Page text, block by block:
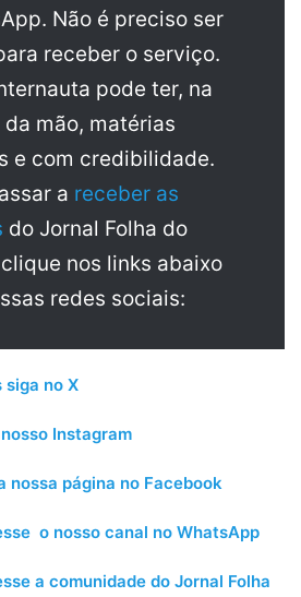
Não é preciso ser
receber o serviço.
pode ter, na
da mão, matérias
e com credibilidade.
a receber as
do Jornal Folha do
nos links abaixo
redes sociais:
siga no X
Instagram
nossa página no Facebook
o nosso canal no WhatsApp
a comunidade do Jornal Folha